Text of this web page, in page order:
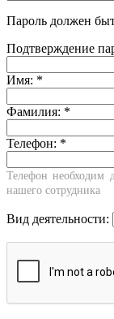
Пароль должен
Подтверждение
Имя: *
Фамилия: *
Телефон: *
Телефон необходим
нашего сотрудника
Вид деятельности: